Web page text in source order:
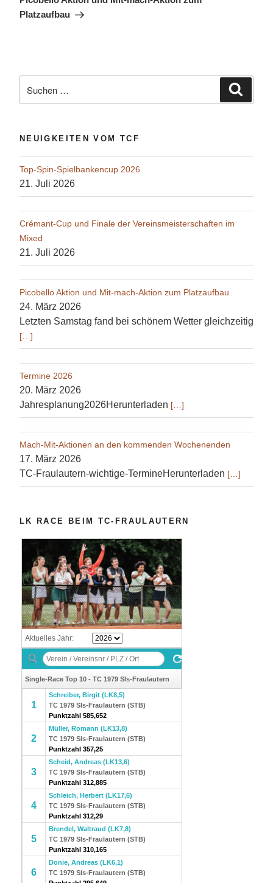
Platzaufbau
nach:
NEUIGKEITEN VOM TCF
Top-Spin-Spielbankencup 2026
21. Juli 2026
Crémant-Cup und Finale der Vereinsmeisterschaften im
Mixed
21. Juli 2026
Picobello Aktion und Mit-mach-Aktion zum Platzaufbau
24. März 2026
Letzten Samstag fand bei schönem Wetter gleichzeitig
[…]
Termine 2026
20. März 2026
Jahresplanung2026Herunterladen […]
Mach-Mit-Aktionen an den kommenden Wochenenden
17. März 2026
TC-Fraulautern-wichtige-TermineHerunterladen […]
LK RACE BEIM TC-FRAULAUTERN